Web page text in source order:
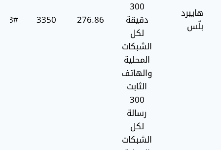
هايبرد
بلّس
300
دقيقة
لكل
الشبكات
المحلية
والهاتف
الثابت
300
رسالة
لكل
الشبكات
276.86
3350
3#*456*